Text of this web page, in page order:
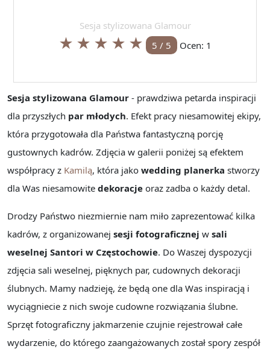
Sesja stylizowana Glamour
★ ★ ★ ★ ★ 5 / 5 Ocen: 1
Sesja stylizowana Glamour - prawdziwa petarda inspiracji
dla przyszłych par młodych. Efekt pracy niesamowitej ekipy,
która przygotowała dla Państwa fantastyczną porcję
gustownych kadrów. Zdjęcia w galerii poniżej są efektem
współpracy z Kamilą, która jako wedding planerka stworzy
dla Was niesamowite dekoracje oraz zadba o każdy detal.
Drodzy Państwo niezmiernie nam miło zaprezentować kilka
kadrów, z organizowanej sesji fotograficznej w sali
weselnej Santori w Częstochowie. Do Waszej dyspozycji
zdjęcia sali weselnej, pięknych par, cudownych dekoracji
ślubnych. Mamy nadzieję, że będą one dla Was inspiracją i
wyciągniecie z nich swoje cudowne rozwiązania ślubne.
Sprzęt fotograficzny jakmarzenie czujnie rejestrował całe
wydarzenie, do którego zaangażowanych został spory zespół